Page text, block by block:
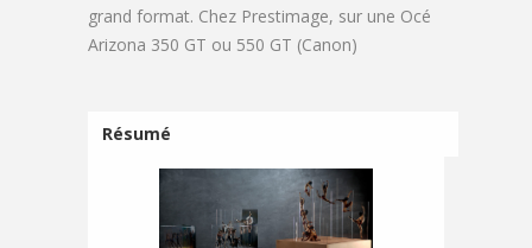
grand format. Chez Prestimage, sur une Océ
Arizona 350 GT ou 550 GT (Canon)
Résumé